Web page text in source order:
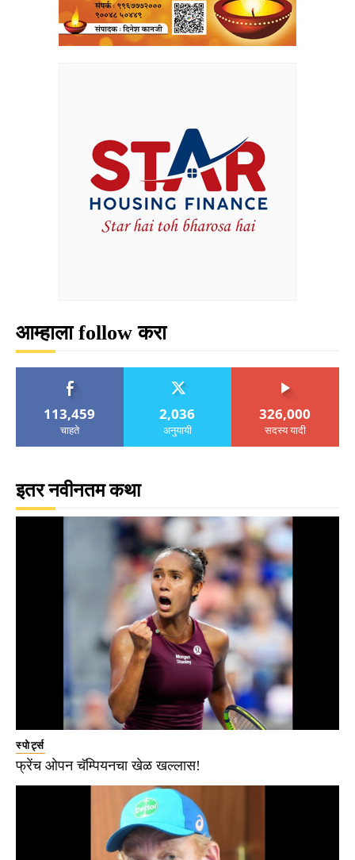
आम्हाला follow करा
113,459
चाहते
2,036
अनुयायी
326,000
सदस्य यादी
इतर नवीनतम कथा
स्पोर्ट्स
फ्रेंच ओपन चॅम्पियनचा खेळ खल्लास!